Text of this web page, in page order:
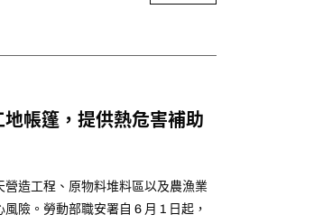
帳篷，提供熱危害補助
造工程、原物料堆料區以及農漁業
險。勞動部職安署自 6 月 1 日起，